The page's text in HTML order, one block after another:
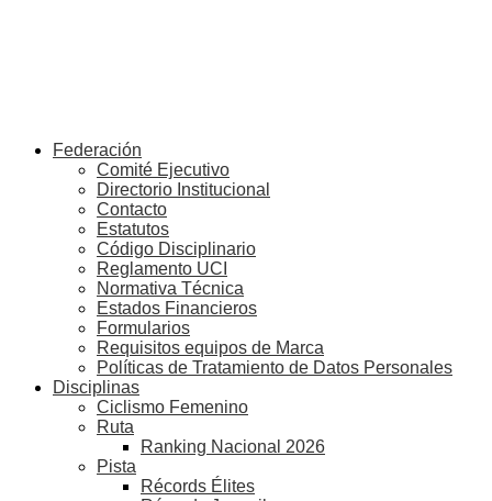
Federación
Comité Ejecutivo
Directorio Institucional
Contacto
Estatutos
Código Disciplinario
Reglamento UCI
Normativa Técnica
Estados Financieros
Formularios
Requisitos equipos de Marca
Políticas de Tratamiento de Datos Personales
Disciplinas
Ciclismo Femenino
Ruta
Ranking Nacional 2026
Pista
Récords Élites